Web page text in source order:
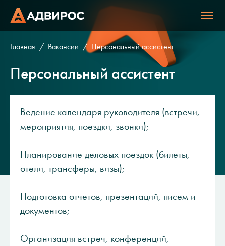
Главная Вакансии Персональный ассистент
Персональный ассистент
Ведение календаря руководителя (встречи,
мероприятия, поездки, звонки);
Планирование деловых поездок (билеты,
отели, трансферы, визы);
Подготовка отчетов, презентаций, писем и
документов;
Организация встреч, конференций,